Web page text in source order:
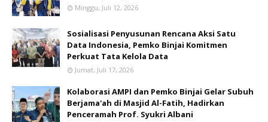
Minggu, Juli 12, 2026
Sosialisasi Penyusunan Rencana Aksi Satu
Data Indonesia, Pemko Binjai Komitmen
Perkuat Tata Kelola Data
Jumat, Juli 17, 2026
Kolaborasi AMPI dan Pemko Binjai Gelar Subuh
Berjama'ah di Masjid Al-Fatih, Hadirkan
Penceramah Prof. Syukri Albani